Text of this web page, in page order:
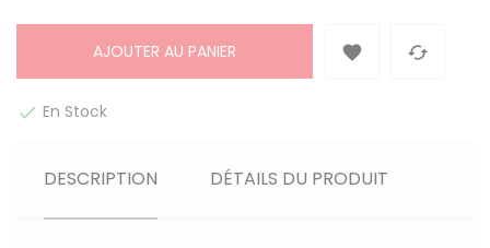
AJOUTER AU PANIER  
 En Stock
DESCRIPTION DÉTAILS DU PRODUIT